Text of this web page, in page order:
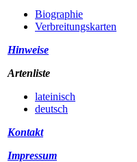
Biographie
Verbreitungskarten
Hinweise
Artenliste
lateinisch
deutsch
Kontakt
Impressum